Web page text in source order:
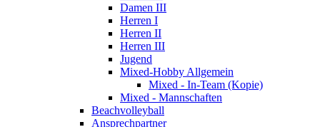
Damen III
Herren I
Herren II
Herren III
Jugend
Mixed-Hobby Allgemein
Mixed - In-Team (Kopie)
Mixed - Mannschaften
Beachvolleyball
Ansprechpartner